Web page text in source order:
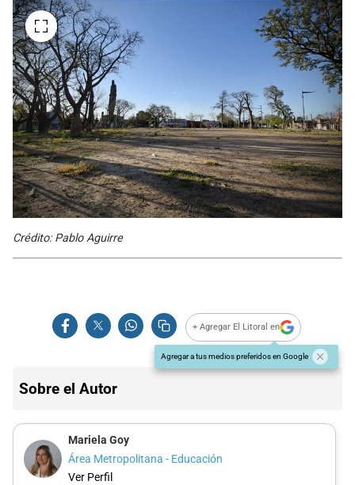
Crédito: Pablo Aguirre
+ Agregar El Litoral en
Agregar a tus medios preferidos en Google
Sobre el Autor
Mariela Goy
Área Metropolitana - Educación
Ver Perfil